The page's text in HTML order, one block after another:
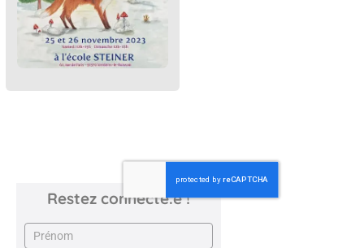
Restez connecté.e !